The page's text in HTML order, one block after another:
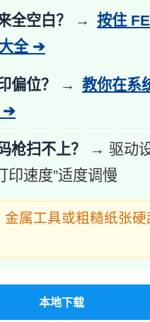
全空白？ →
按住
全 ➔
偏位？ →
教你在系
➔
枪扫不上？
→ 驱动
印速度”适度调慢
属工具或粗糙纸张
本地下载